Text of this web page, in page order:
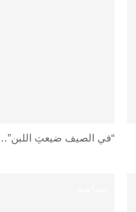
“في الصيف ضيعتِ اللبن”…